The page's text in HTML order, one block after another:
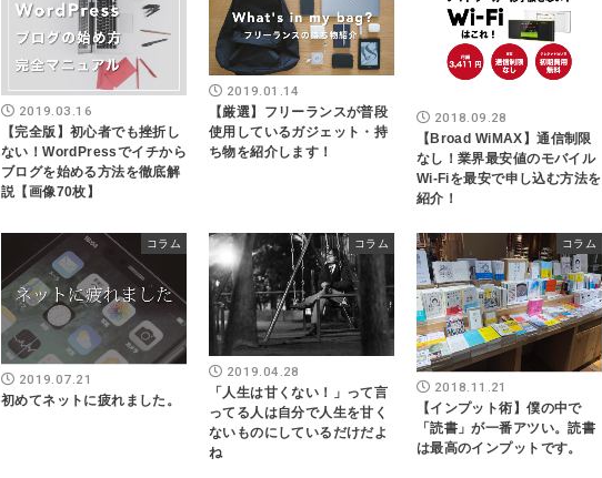
2019.03.16
【完全版】初心者でも挫折し
ない！WordPressでイチから
ブログを始める方法を徹底解
説【画像70枚】
2019.01.14
【厳選】フリーランスが普段
使用しているガジェット・持
ち物を紹介します！
2018.09.28
【Broad WiMAX】通信制限
なし！業界最安値のモバイル
Wi-Fiを最安で申し込む方法を
紹介！
コラム
2019.07.21
初めてネットに疲れました。
コラム
2019.04.28
「人生は甘くない！」って言
ってる人は自分で人生を甘く
ないものにしているだけだよ
ね
コラム
2018.11.21
【インプット術】僕の中で
「読書」が一番アツい。読書
は最高のインプットです。